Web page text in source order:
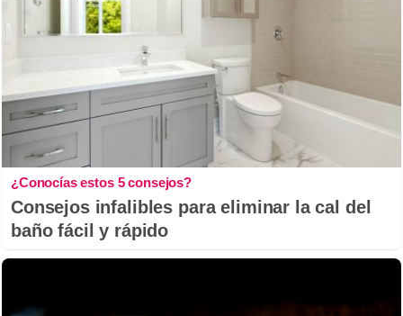
¿Conocías estos 5 consejos?
Consejos infalibles para eliminar la cal del
baño fácil y rápido